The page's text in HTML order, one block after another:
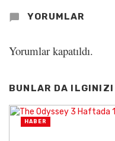
YORUMLAR
Yorumlar kapatıldı.
BUNLAR DA
HABER